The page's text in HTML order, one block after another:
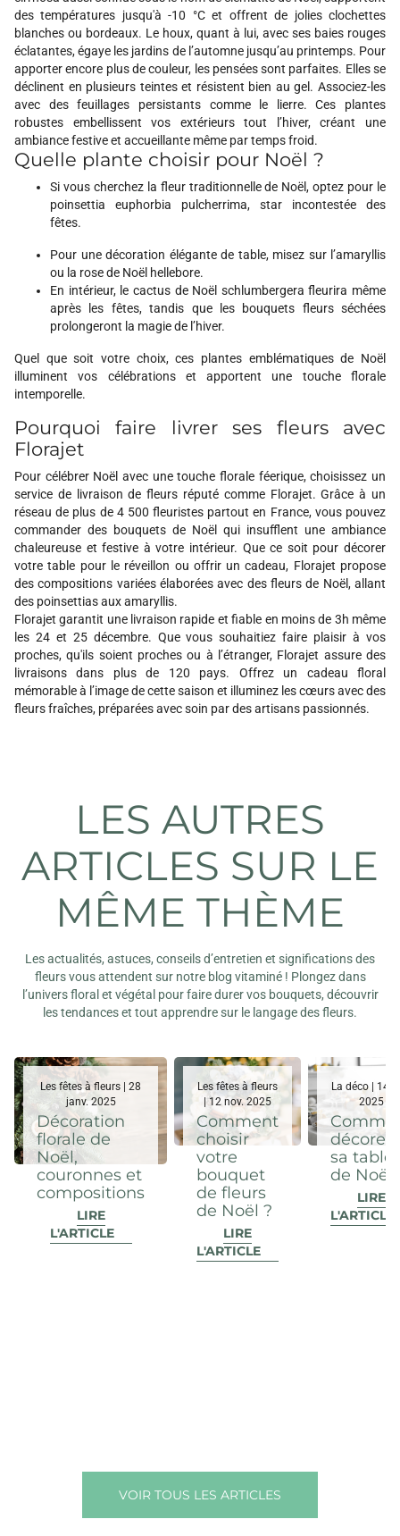
des températures jusqu'à -10 °C et offrent de jolies clochettes
blanches ou bordeaux. Le houx, quant à lui, avec ses baies rouges
éclatantes, égaye les jardins de l’automne jusqu’au printemps. Pour
apporter encore plus de couleur, les pensées sont parfaites. Elles se
déclinent en plusieurs teintes et résistent bien au gel. Associez-les
avec des feuillages persistants comme le lierre. Ces plantes
robustes embellissent vos extérieurs tout l’hiver, créant une
ambiance festive et accueillante même par temps froid.
Quelle plante choisir pour Noël ?
Si vous cherchez la fleur traditionnelle de Noël, optez pour le
poinsettia euphorbia pulcherrima, star incontestée des
fêtes.
Pour une décoration élégante de table, misez sur l’amaryllis
ou la rose de Noël hellebore.
En intérieur, le cactus de Noël schlumbergera fleurira même
après les fêtes, tandis que les bouquets fleurs séchées
prolongeront la magie de l’hiver.
Quel que soit votre choix, ces plantes emblématiques de Noël
illuminent vos célébrations et apportent une touche florale
intemporelle.
Pourquoi faire livrer ses fleurs avec
Florajet
Pour célébrer Noël avec une touche florale féerique, choisissez un
service de livraison de fleurs réputé comme Florajet. Grâce à un
réseau de plus de 4 500 fleuristes partout en France, vous pouvez
commander des bouquets de Noël qui insufflent une ambiance
chaleureuse et festive à votre intérieur. Que ce soit pour décorer
votre table pour le réveillon ou offrir un cadeau, Florajet propose
des compositions variées élaborées avec des fleurs de Noël, allant
des poinsettias aux amaryllis.
Florajet garantit une livraison rapide et fiable en moins de 3h même
les 24 et 25 décembre. Que vous souhaitiez faire plaisir à vos
proches, qu'ils soient proches ou à l’étranger, Florajet assure des
livraisons dans plus de 120 pays. Offrez un cadeau floral
mémorable à l’image de cette saison et illuminez les cœurs avec des
fleurs fraîches, préparées avec soin par des artisans passionnés.
LES AUTRES
ARTICLES SUR LE
MÊME THÈME
Les actualités, astuces, conseils d’entretien et significations des
fleurs vous attendent sur notre blog vitaminé ! Plongez dans
l’univers floral et végétal pour faire durer vos bouquets, découvrir
les tendances et tout apprendre sur le langage des fleurs.
Les fêtes à fleurs | 28
janv. 2025
Décoration
florale de
Noël,
couronnes et
compositions
LIRE
L'ARTICLE
Les fêtes à fleurs
| 12 nov. 2025
Comment
choisir
votre
bouquet
de fleurs
de Noël ?
LIRE
L'ARTICLE
La déco | 14
2025
décorer
sa table
de Noël
LIRE
L'ARTICLE
VOIR TOUS LES ARTICLES